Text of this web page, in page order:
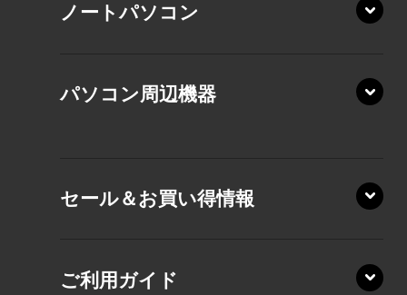
XP/ZA
RZ/MA
VZ/MA
VZ/MY
ノートパソコン
AZ/DA
AZ/MA
パソコン周辺機器
セール＆お買い得情報
ご利用ガイド